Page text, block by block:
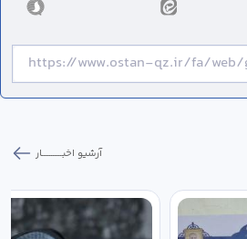
آرشیو اخبـــــــــــار